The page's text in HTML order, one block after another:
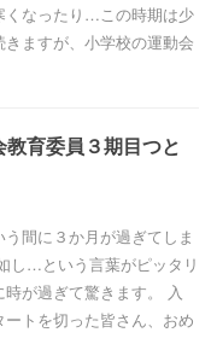
くなったり…この時期は少
ますが、小学校の運動会
教育委員３期目つと
間に３か月が過ぎてしま
し…という言葉がピッタリ
が過ぎて驚きます。 入
トを切った皆さん、おめ